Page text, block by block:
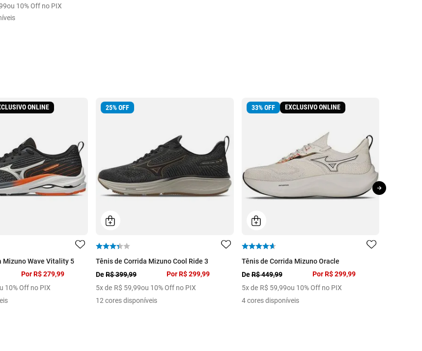
ou 10% Off no PIX
ONLINE
Mizuno Wave Vitality 5
10% Off no PIX
Por R$ 279,99
25%OFF
Tênis de Corrida Mizuno Cool Ride 3
DeR$ 399,99
5x de R$ 59,99ou 10% Off no PIX
Por R$ 299,99
12 cores disponíveis
33%OFF EXCLUSIVO ONLINE
Tênis de Corrida Mizuno Oracle
DeR$ 449,99
5x de R$ 59,99ou 10% Off no PIX
Por R$ 299,99
4 cores disponíveis